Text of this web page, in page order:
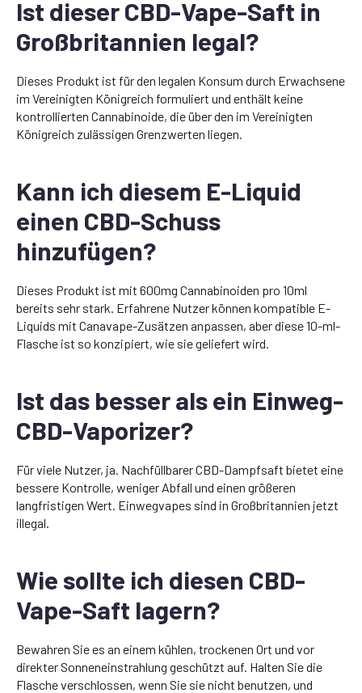
Ist dieser CBD-Vape-Saft in
Großbritannien legal?
Dieses Produkt ist für den legalen Konsum durch Erwachsene
im Vereinigten Königreich formuliert und enthält keine
kontrollierten Cannabinoide, die über den im Vereinigten
Königreich zulässigen Grenzwerten liegen.
Kann ich diesem E-Liquid
einen CBD-Schuss
hinzufügen?
Dieses Produkt ist mit 600mg Cannabinoiden pro 10ml
bereits sehr stark. Erfahrene Nutzer können kompatible E-
Liquids mit Canavape-Zusätzen anpassen, aber diese 10-ml-
Flasche ist so konzipiert, wie sie geliefert wird.
Ist das besser als ein Einweg-
CBD-Vaporizer?
Für viele Nutzer, ja. Nachfüllbarer CBD-Dampfsaft bietet eine
bessere Kontrolle, weniger Abfall und einen größeren
langfristigen Wert. Einwegvapes sind in Großbritannien jetzt
illegal.
Wie sollte ich diesen CBD-
Vape-Saft lagern?
Bewahren Sie es an einem kühlen, trockenen Ort und vor
direkter Sonneneinstrahlung geschützt auf. Halten Sie die
Flasche verschlossen, wenn Sie sie nicht benutzen, und